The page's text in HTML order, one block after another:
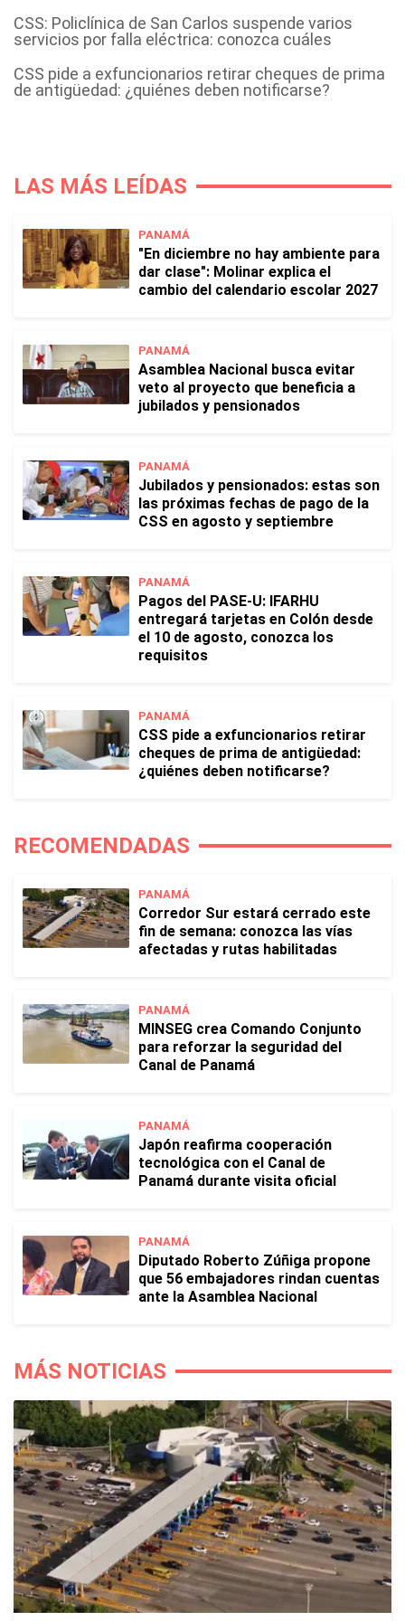
CSS: Policlínica de San Carlos suspende varios
servicios por falla eléctrica: conozca cuáles
CSS pide a exfuncionarios retirar cheques de prima
de antigüedad: ¿quiénes deben notificarse?
LAS MÁS LEÍDAS
PANAMÁ
"En diciembre no hay ambiente para
dar clase": Molinar explica el
cambio del calendario escolar 2027
PANAMÁ
Asamblea Nacional busca evitar
veto al proyecto que beneficia a
jubilados y pensionados
PANAMÁ
Jubilados y pensionados: estas son
las próximas fechas de pago de la
CSS en agosto y septiembre
PANAMÁ
Pagos del PASE-U: IFARHU
entregará tarjetas en Colón desde
el 10 de agosto, conozca los
requisitos
PANAMÁ
CSS pide a exfuncionarios retirar
cheques de prima de antigüedad:
¿quiénes deben notificarse?
RECOMENDADAS
PANAMÁ
Corredor Sur estará cerrado este
fin de semana: conozca las vías
afectadas y rutas habilitadas
PANAMÁ
MINSEG crea Comando Conjunto
para reforzar la seguridad del
Canal de Panamá
PANAMÁ
Japón reafirma cooperación
tecnológica con el Canal de
Panamá durante visita oficial
PANAMÁ
Diputado Roberto Zúñiga propone
que 56 embajadores rindan cuentas
ante la Asamblea Nacional
MÁS NOTICIAS